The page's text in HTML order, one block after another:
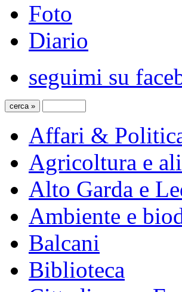
Foto
Diario
seguimi su
Affari &
Agricoltura e
Alto Garda e
Ambiente e
Balcani
Biblioteca